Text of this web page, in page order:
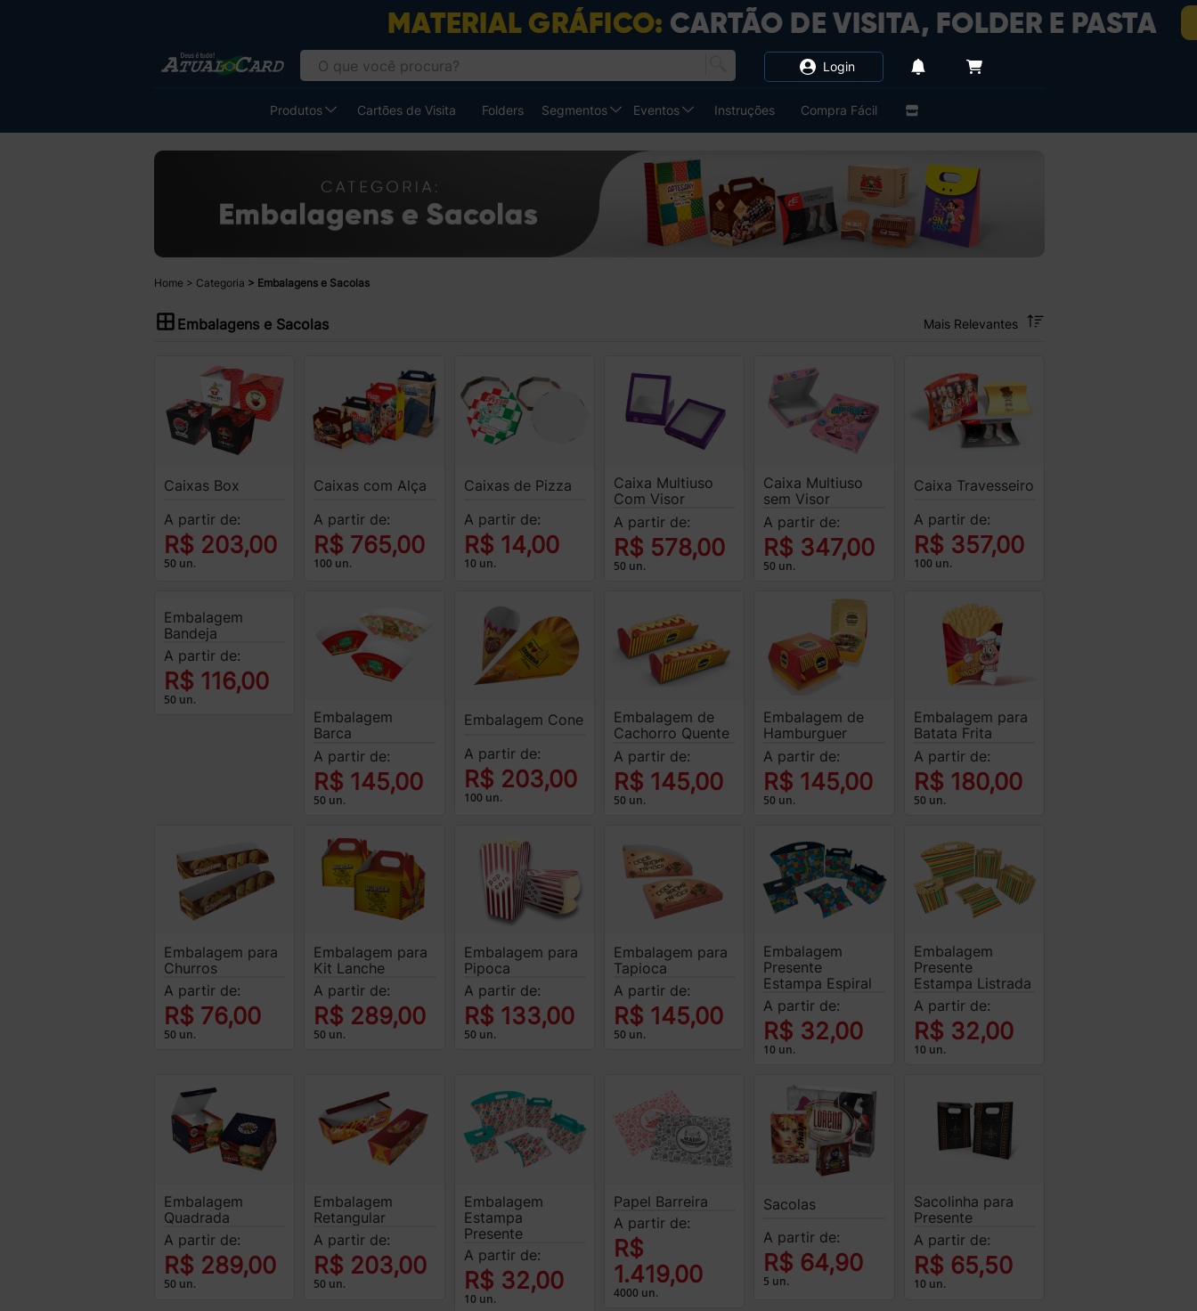
Produtos Cartões de Visita Folders Segmentos Eventos Instruções Compra Fácil
Login
Home Categoria Embalagens e Sacolas
Embalagens e Sacolas
Caixas Box
A partir de:
R$ 203,00
50 un.
Caixas com Alça
A partir de:
R$ 765,00
100 un.
Caixas de Pizza
A partir de:
R$ 14,00
10 un.
Caixa Multiuso
Com Visor
A partir de:
R$ 578,00
50 un.
Caixa Multiuso
sem Visor
A partir de:
R$ 347,00
50 un.
Caixa Travesseiro
A partir de:
R$ 357,00
100 un.
Embalagem
Bandeja
A partir de:
R$ 116,00
50 un.
Embalagem
Barca
A partir de:
R$ 145,00
50 un.
Embalagem Cone
A partir de:
R$ 203,00
100 un.
Embalagem de
Cachorro Quente
A partir de:
R$ 145,00
50 un.
Embalagem de
Hamburguer
A partir de:
R$ 145,00
50 un.
Embalagem para
Batata Frita
A partir de:
R$ 180,00
50 un.
Embalagem para
Churros
A partir de:
R$ 76,00
50 un.
Embalagem para
Kit Lanche
A partir de:
R$ 289,00
50 un.
Embalagem para
Pipoca
A partir de:
R$ 133,00
50 un.
Embalagem para
Tapioca
A partir de:
R$ 145,00
50 un.
Embalagem
Presente
Estampa Espiral
A partir de:
R$ 32,00
10 un.
Embalagem
Presente
Estampa Listrada
A partir de:
R$ 32,00
10 un.
Embalagem
Quadrada
A partir de:
R$ 289,00
50 un.
Embalagem
Retangular
A partir de:
R$ 203,00
50 un.
Embalagem
Estampa
Presente
A partir de:
R$ 32,00
10 un.
Papel Barreira
A partir de:
R$
1.419,00
4000 un.
Sacolas
A partir de:
R$ 64,90
5 un.
Sacolinha para
Presente
A partir de:
R$ 65,50
10 un.